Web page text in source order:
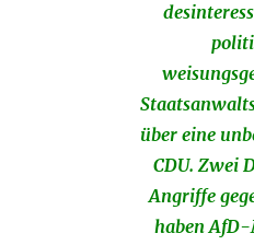
über eine
CDU. Zwei
Angriffe
haben